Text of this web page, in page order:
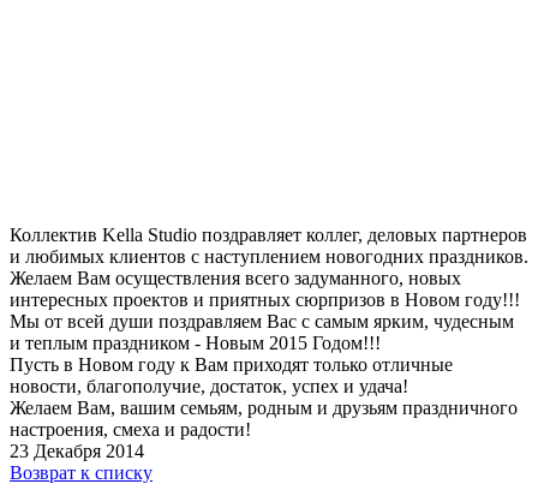
Коллектив Kella Studio поздравляет коллег, деловых партнеров
и любимых клиентов с наступлением новогодних праздников.
Желаем Вам осуществления всего задуманного, новых
интересных проектов и приятных сюрпризов в Новом году!!!
Мы от всей души поздравляем Вас с самым ярким, чудесным
и теплым праздником - Новым 2015 Годом!!!
Пусть в Новом году к Вам приходят только отличные
новости, благополучие, достаток, успех и удача!
Желаем Вам, вашим семьям, родным и друзьям праздничного
настроения, смеха и радости!
23 Декабря 2014
Возврат к списку